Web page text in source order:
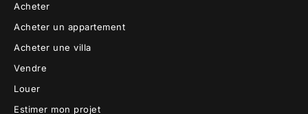
Acheter
Acheter un appartement
Acheter une villa
Vendre
Louer
Estimer mon projet